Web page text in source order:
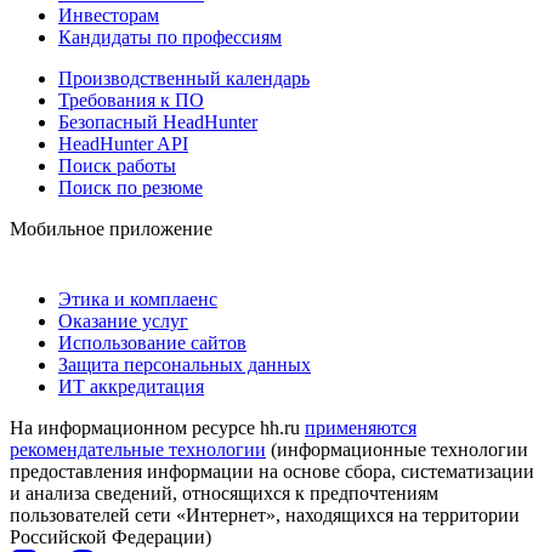
Инвесторам
Кандидаты по профессиям
Производственный календарь
Требования к ПО
Безопасный HeadHunter
HeadHunter API
Поиск работы
Поиск по резюме
Мобильное приложение
Этика и комплаенс
Оказание услуг
Использование сайтов
Защита персональных данных
ИТ аккредитация
На информационном ресурсе hh.ru применяются
рекомендательные технологии (информационные технологии
предоставления информации на основе сбора, систематизации
и анализа сведений, относящихся к предпочтениям
пользователей сети «Интернет», находящихся на территории
Российской Федерации)